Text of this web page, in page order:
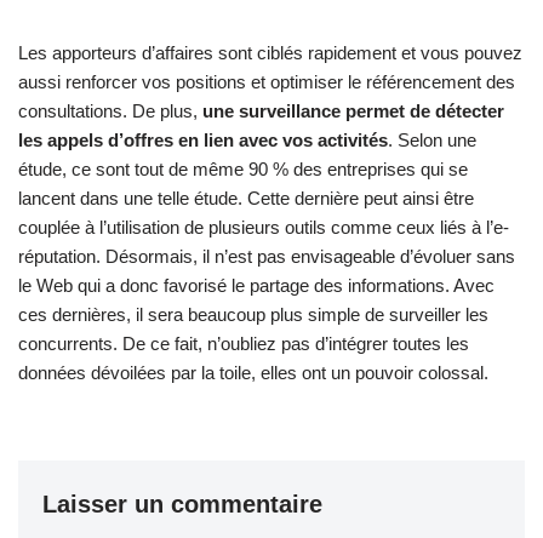
Les apporteurs d’affaires sont ciblés rapidement et vous pouvez
aussi renforcer vos positions et optimiser le référencement des
consultations. De plus, une surveillance permet de détecter
les appels d’offres en lien avec vos activités. Selon une
étude, ce sont tout de même 90 % des entreprises qui se
lancent dans une telle étude. Cette dernière peut ainsi être
couplée à l’utilisation de plusieurs outils comme ceux liés à l’e-
réputation. Désormais, il n’est pas envisageable d’évoluer sans
le Web qui a donc favorisé le partage des informations. Avec
ces dernières, il sera beaucoup plus simple de surveiller les
concurrents. De ce fait, n’oubliez pas d’intégrer toutes les
données dévoilées par la toile, elles ont un pouvoir colossal.
Laisser un commentaire